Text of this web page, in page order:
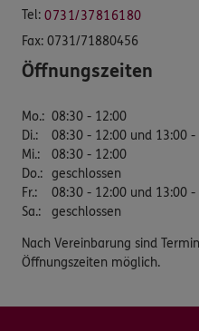
Tel: 0731/37816180
Fax: 0731/71880456
Öffnungszeiten
Mo.: 08:30 - 12:00
Di.:
08:30 - 12:00 und 13:00 -
Mi.:
08:30 - 12:00
Do.: geschlossen
Fr.:
08:30 - 12:00 und 13:00 -
Sa.: geschlossen
Nach Vereinbarung sind
Öffnungszeiten möglich.